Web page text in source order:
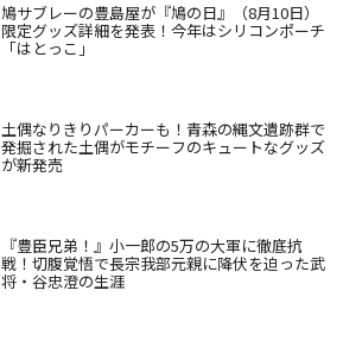
鳩サブレーの豊島屋が『鳩の日』（8月10日）
限定グッズ詳細を発表！今年はシリコンポーチ
「はとっこ」
土偶なりきりパーカーも！青森の縄文遺跡群で
発掘された土偶がモチーフのキュートなグッズ
が新発売
『豊臣兄弟！』小一郎の5万の大軍に徹底抗
戦！切腹覚悟で長宗我部元親に降伏を迫った武
将・谷忠澄の生涯